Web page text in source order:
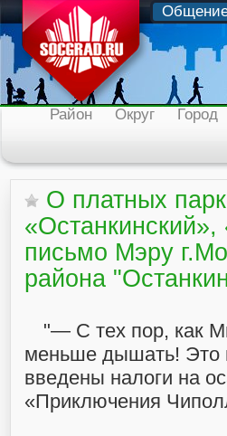
Район Округ Город
О платных
письмо Мэру
района
"— С тех пор, как
меньше дышать! Это
введены налоги на
«Приключения